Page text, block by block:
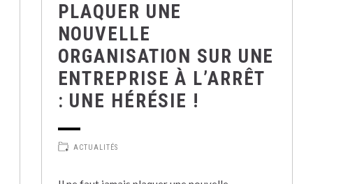
PLAQUER UNE
NOUVELLE
ORGANISATION SUR UNE
ENTREPRISE À L’ARRÊT
: UNE HÉRÉSIE !
ACTUALITÉS